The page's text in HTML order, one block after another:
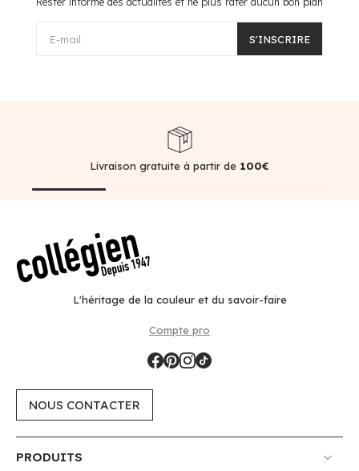
E-mail S'INSCRIRE
Livraison gratuite à partir de 100€
L'héritage de la couleur et du savoir-faire
Compte pro
NOUS CONTACTER
PRODUITS